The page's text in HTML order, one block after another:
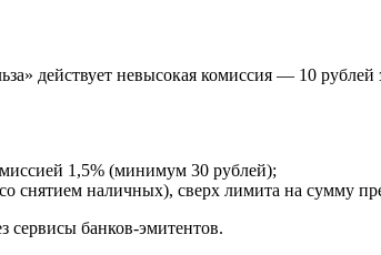
действует невысокая комиссия — 10
1,5% (минимум 30 рублей);
снятием наличных), сверх лимита на сумму
сервисы банков-эмитентов.